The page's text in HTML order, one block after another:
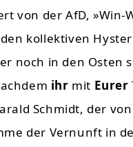
von der AfD,
kollektiven
noch in den Osten
ihr mit Eurer
Schmidt, der
der Vernunft in